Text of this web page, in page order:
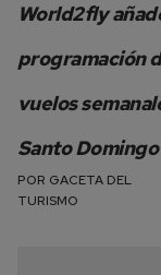
World2fly
programación
vuelos
Santo Domingo
POR GACETA DEL
TURISMO